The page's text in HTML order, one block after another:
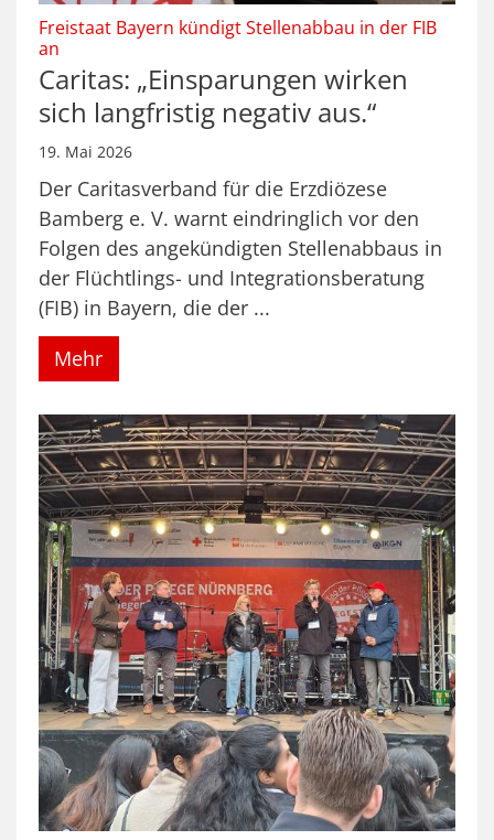
Freistaat Bayern kündigt Stellenabbau in der FIB
an
Caritas: „Einsparungen wirken
sich langfristig negativ aus.“
19. Mai 2026
Der Caritasverband für die Erzdiözese
Bamberg e. V. warnt eindringlich vor den
Folgen des angekündigten Stellenabbaus in
der Flüchtlings- und Integrationsberatung
(FIB) in Bayern, die der ...
Mehr